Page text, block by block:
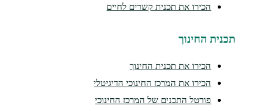
הכירו את תכנית קשרים לחיים
החינוך
הכירו את תכנית החינוך
הכירו את המרכז החינוכי הדיגיטלי
פורטל התכנים של המרכז החינוכי